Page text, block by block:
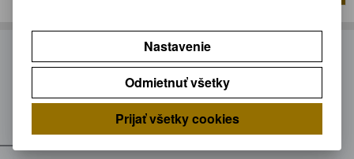
ODBER NOVINIEK
Prihláste sa k odberu noviniek
Registrovať
Nastavenie
Odmietnuť všetky
Prijať všetky cookies